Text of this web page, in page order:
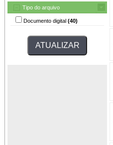
Tipo do arquivo
Documento digital (40)